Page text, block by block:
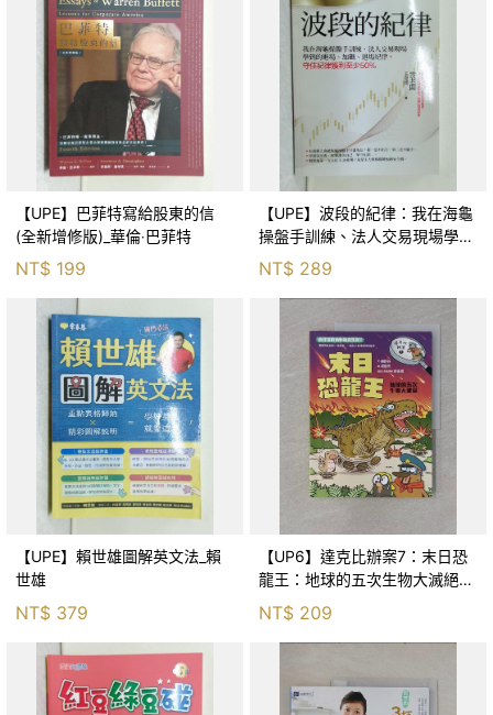
【UPE】巴菲特寫給股東的信
(全新增修版)_華倫‧巴菲特
NT$ 199
【UPE】波段的紀律：我在海龜
操盤手訓練、法人交易現場學到
的進場、加碼、退場紀律，守住
紀律獲利至少50％_雷老闆
NT$ 289
【UPE】賴世雄圖解英文法_賴
世雄
NT$ 379
【UP6】達克比辦案7：末日恐
龍王：地球的五次生物大滅絕_
胡妙芬
NT$ 209